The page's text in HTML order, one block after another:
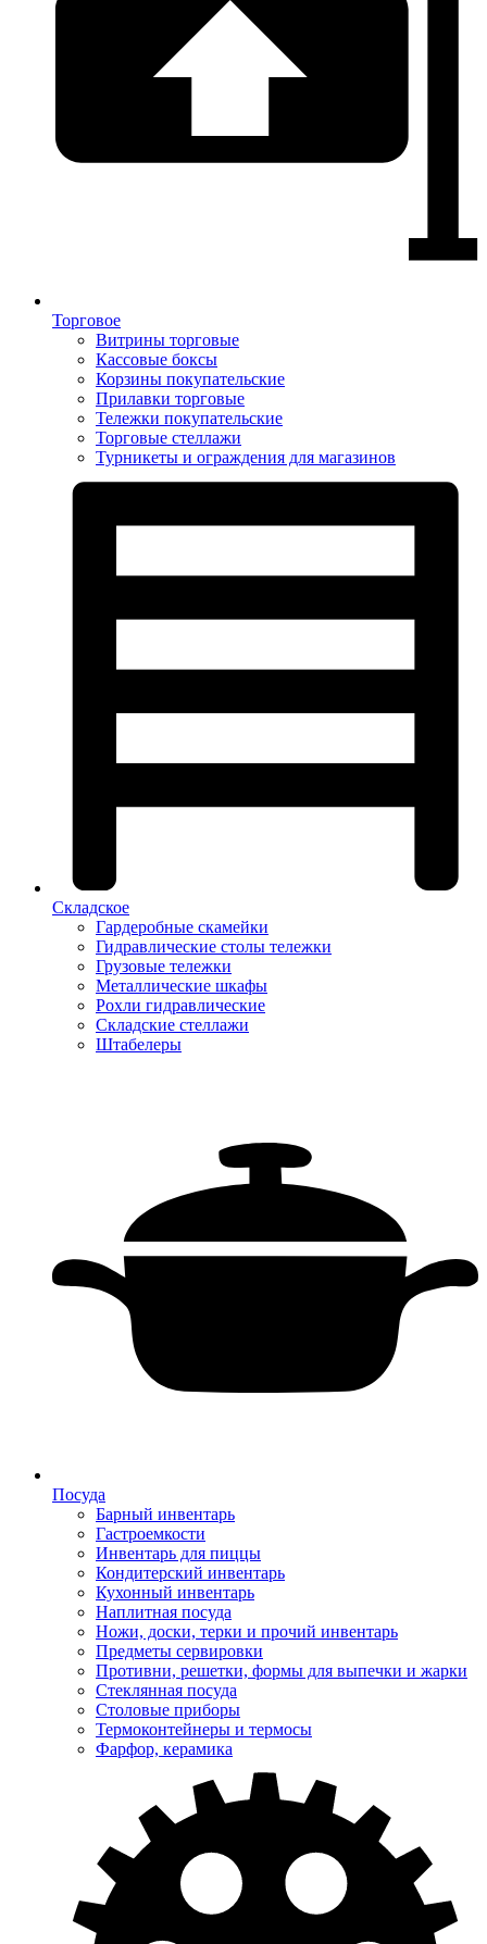
Торговое
Витрины торговые
Кассовые боксы
Корзины покупательские
Прилавки торговые
Тележки покупательские
Торговые стеллажи
Турникеты и ограждения для магазинов
Складское
Гардеробные скамейки
Гидравлические столы тележки
Грузовые тележки
Металлические шкафы
Рохли гидравлические
Складские стеллажи
Штабелеры
Посуда
Барный инвентарь
Гастроемкости
Инвентарь для пиццы
Кондитерский инвентарь
Кухонный инвентарь
Наплитная посуда
Ножи, доски, терки и прочий инвентарь
Предметы сервировки
Противни, решетки, формы для выпечки и жарки
Стеклянная посуда
Столовые приборы
Термоконтейнеры и термосы
Фарфор, керамика